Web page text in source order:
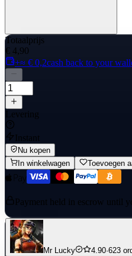
Totaalprijs
€ 4,90
+≈ € 0,2cash back to your
Levering
Instant
Nu kopen
In winkelwagen
Toevoegen
Payment held in escrow until
Mr Lucky 4.90·623